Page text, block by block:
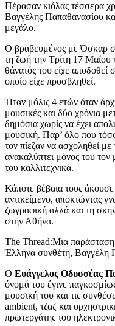
Πέρασαν κιόλας τέσσερα
Βαγγέλης Παπαθανασίου
μεγάλο.
Ο βραβευμένος με Όσκαρ
τη ζωή την Τρίτη 17 Μαΐου
θάνατός του είχε αποδοθεί
οποίο είχε προσβληθεί.
Ήταν μόλις 4 ετών όταν
μουσικές και δύο χρόνια
δημόσια χωρίς να έχει
μουσική. Παρ’ όλο που
τον πίεζαν να ασχοληθεί
ανακαλύπτει μόνος του
του καλλιτεχνικά.
Κάποτε βέβαια τους
αντικείμενο, αποκτώντας
ζωγραφική αλλά και τη
στην Αθήνα.
The Thread:Μια
Έλληνα συνθέτη, Βαγγέλη
Ο Ευάγγελος Οδυσσέας
όνομά του έγινε
μουσική του και τις
ambient, τζαζ και
πρωτεργάτης του